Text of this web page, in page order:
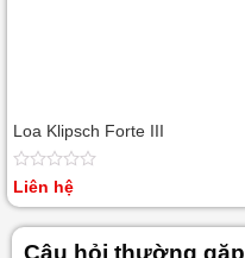
Loa Klipsch Forte III
Được
0
Liên hệ
Câu hỏi thường gặp